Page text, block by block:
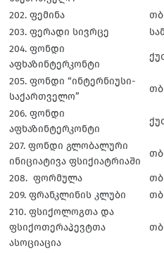
202. ფემინა
203. ფერადი სივრცე
204. ფონდი
აფხაზინტერკონტი
205. ფონდი “ინტერნიუსი-
საქართველო”
206. ფონდი
აფხაზინტერკონტი
207. ფონდი გლობალური
ინიციატივა ფსიქიატრიაში
208. ფორმულა
209. ფრანკლინის კლუბი
210. ფსიქოლოგთა და
ფსიქოთერაპევტთა
ასოციაცია